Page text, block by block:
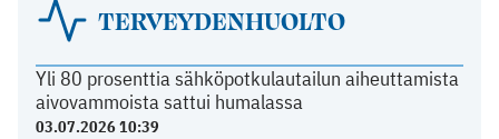
TERVEYDENHUOLTO
Yli 80 prosenttia sähköpotkulautailun aiheuttamista
aivovammoista sattui humalassa
03.07.2026 10:39